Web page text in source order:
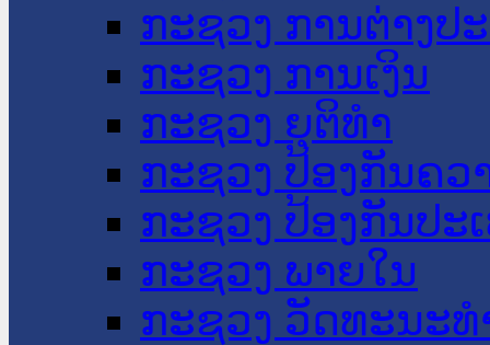
ກະຊວງ ການຕ່າງປ
ກະຊວງ ການເງິນ
ກະຊວງ ຍຸຕິທໍາ
ກະຊວງ ປ້ອງກັນຄວ
ກະຊວງ ປ້ອງກັນປະ
ກະຊວງ ພາຍໃນ
ກະຊວງ ວັດທະນະ